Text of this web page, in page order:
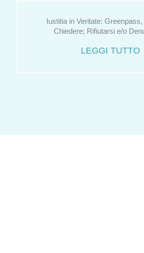
Iustitia in Veritate:
Chiedere; Rifiutarsi e/o
LEGGI TUTTO